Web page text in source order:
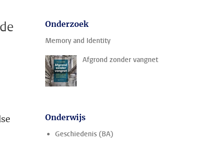
Onderzoek
Memory and Identity
Afgrond zonder vangnet
Onderwijs
Geschiedenis (BA)